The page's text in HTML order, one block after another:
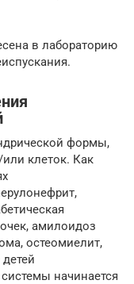
в лабораторию
формы,
клеток. Как
амилоидоз
остеомиелит,
начинается